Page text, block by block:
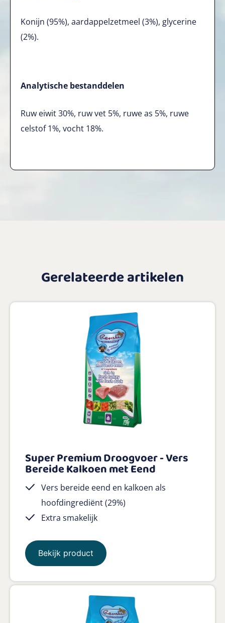
Konijn (95%), aardappelzetmeel (3%), glycerine
(2%).
Analytische bestanddelen
Ruw eiwit 30%, ruw vet 5%, ruwe as 5%, ruwe
celstof 1%, vocht 18%.
Gerelateerde artikelen
Super Premium Droogvoer - Vers
Bereide Kalkoen met Eend
Vers bereide eend en kalkoen als
hoofdingrediënt (29%)
Extra smakelijk
Bekijk product